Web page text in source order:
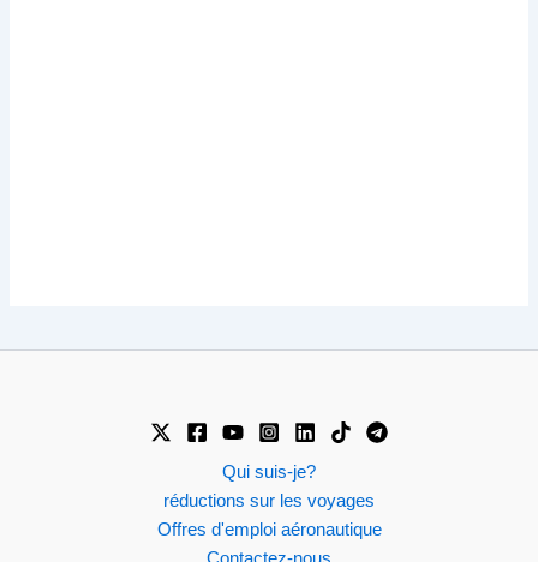
Qui suis-je?
réductions sur les voyages
Offres d'emploi aéronautique